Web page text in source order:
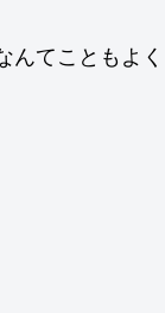
てこともよく